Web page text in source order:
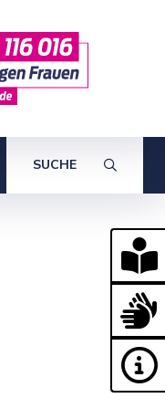
SUCHE